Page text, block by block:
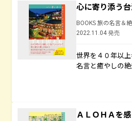
心に寄り添う
BOOKS 旅の名言＆
2022.11.04 発売
世界を４０年以
名言と癒やしの
ＡＬＯＨＡを